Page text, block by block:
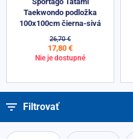
Taekwondo podložka
100x100cm čierna-sivá
26,70 €
17,80 €
Nie je dostupné
Filtrovať